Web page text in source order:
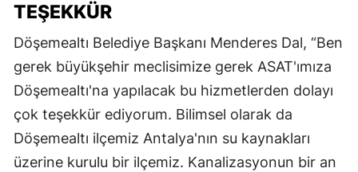
TEŞEKKÜR
Döşemealtı Belediye Başkanı Menderes Dal, “Ben
gerek büyükşehir meclisimize gerek ASAT'ımıza
Döşemealtı'na yapılacak bu hizmetlerden dolayı
çok teşekkür ediyorum. Bilimsel olarak da
Döşemealtı ilçemiz Antalya'nın su kaynakları
üzerine kurulu bir ilçemiz. Kanalizasyonun bir an